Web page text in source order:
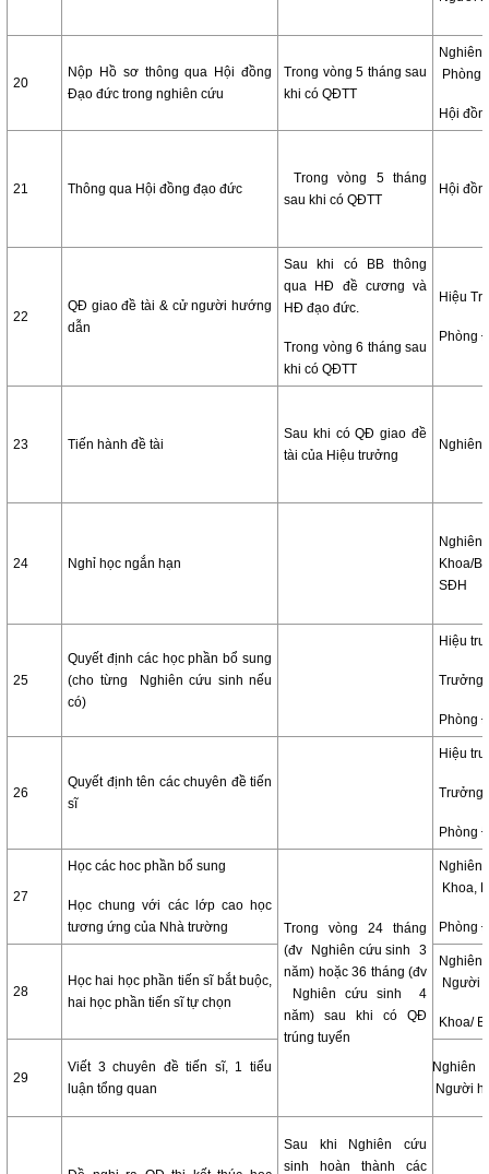
20
Nộp Hồ sơ thông qua Hội đồng
Đạo đức trong nghiên cứu
Trong vòng 5 tháng sau
khi có QĐTT
Phòng
Hội
21 Thông qua Hội đồng đạo đức
Trong vòng 5 tháng
sau khi có QĐTT
Hội
22
QĐ giao đề tài & cử người hướng
dẫn
Sau khi có BB thông
qua HĐ đề cương và
HĐ đạo đức.
Trong vòng 6 tháng sau
khi có QĐTT
Hiệu
Phòng
23 Tiến hành đề tài
Sau khi có QĐ giao đề
tài của Hiệu trưởng
Nghiên
24 Nghỉ học ngắn hạn
Khoa/
SĐH
25
Quyết định các học phần bổ sung
(cho từng Nghiên cứu sinh nếu
có)
Hiệu
Trưởng
Phòng
26
Quyết định tên các chuyên đề tiến
sĩ
Hiệu
Trưởng
Phòng
27
Học các hoc phần bổ sung
Học chung với các lớp cao học
tương ứng của Nhà trường
Trong vòng 24 tháng
(đv Nghiên cứu sinh 3
năm) hoặc 36 tháng (đv
Nghiên cứu sinh 4
năm) sau khi có QĐ
trúng tuyển
Khoa,
Phòng
28
Học hai học phần tiến sĩ bắt buộc,
hai học phần tiến sĩ tự chọn
Người
Khoa/
29
Viết 3 chuyên đề tiến sĩ, 1 tiểu
luận tổng quan
Người
Sau khi Nghiên cứu
sinh hoàn thành các